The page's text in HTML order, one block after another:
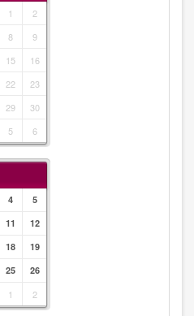
1
2
8
9
15
16
22
23
29
30
5 6
4
5
11
12
18
19
25
26
1 2